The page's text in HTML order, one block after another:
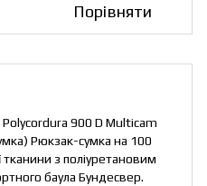
Порівняти
900 D Multicam
Рюкзак-сумка на 100
тканини з поліуретановим
баула Бундесвер.